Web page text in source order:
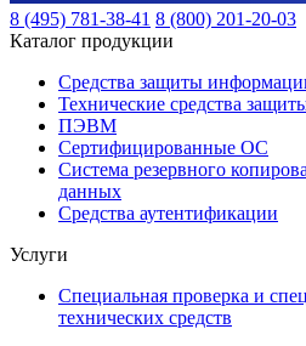
8 (495) 781-38-41 8 (800) 201-20-03
Каталог продукции
Средства защиты
Технические средства
ПЭВМ
Сертифицированные ОС
Система резервного
данных
Средства аутентификации
Услуги
Специальная проверка и
технических средств